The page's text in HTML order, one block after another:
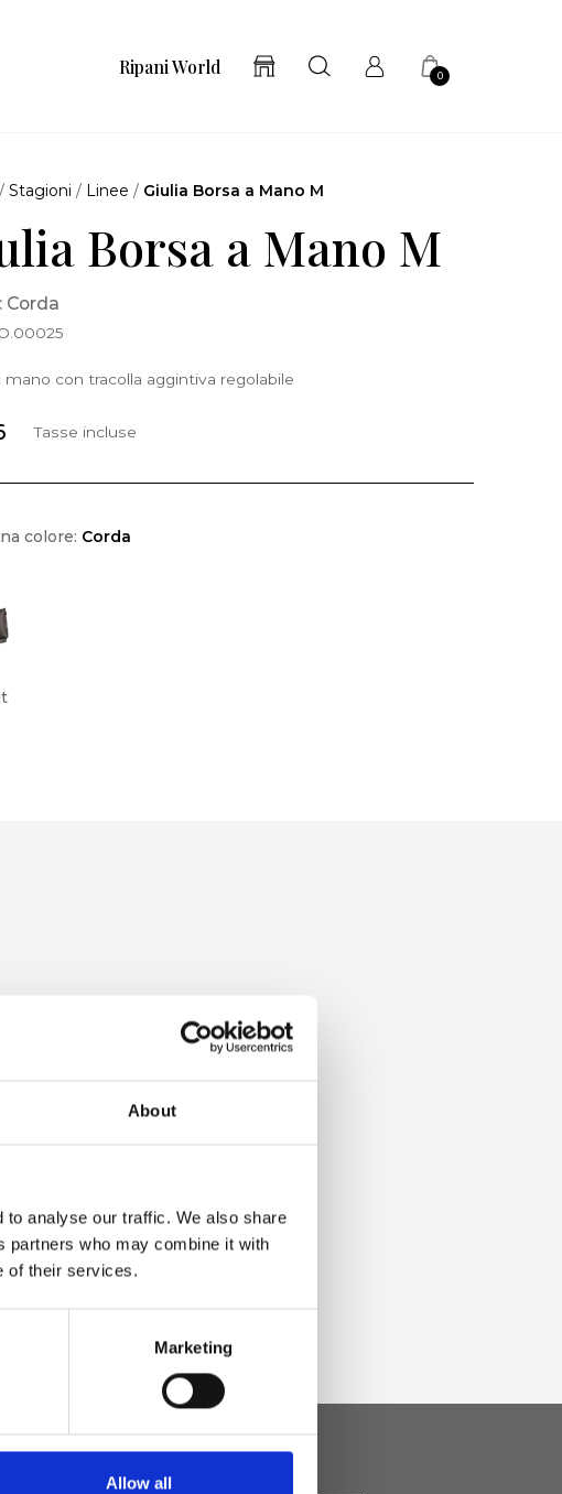
About
analyse our traffic. We also share
partners who may combine it with
of their services.
Marketing
Allow all
Ripani World 0
/Stagioni / Linee / Giulia Borsa a Mano M
Borsa a Mano M
Corda
mano con tracolla aggintiva regolabile
Tasse incluse
colore: Corda